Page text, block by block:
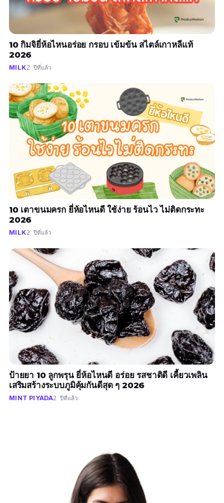
10 กิมจิยี่ห้อไหนอร่อย กรอบ เข้มข้น สไตล์เกาหลีแท้
2026
MILK2 ปีที่แล้ว
10 เตาขนมครก ยี่ห้อไหนดี ใช้ง่าย ร้อนไว ไม่ติดกระทะ
2026
MILK2 ปีที่แล้ว
ป้ายยา 10 ลูกพรุน ยี่ห้อไหนดี อร่อย รสชาติดี เคี้ยวเพลิน
เสริมสร้างระบบภูมิคุ้มกันดีสุด ๆ 2026
MINT PIYADA2 ปีที่แล้ว